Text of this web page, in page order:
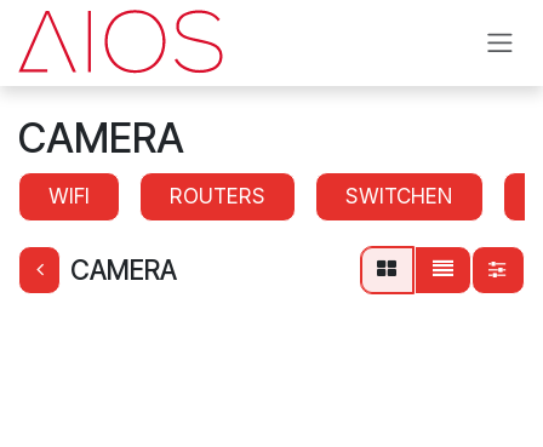
Se rendre au contenu
CAMERA
WIFI ROUTERS SWITCHEN
CAMERA